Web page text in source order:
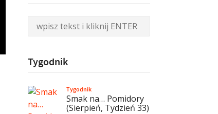
Tygodnik
Tygodnik
Smak na… Pomidory
(Sierpień, Tydzień 33)